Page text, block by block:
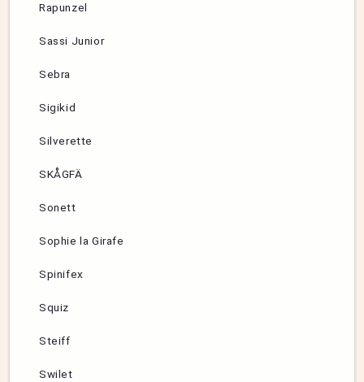
Rapunzel
Sassi Junior
Sebra
Sigikid
Silverette
SKÅGFÄ
Sonett
Sophie la Girafe
Spinifex
Squiz
Steiff
Swilet